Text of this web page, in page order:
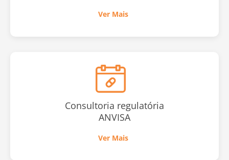
Ver Mais
Consultoria regulatória
ANVISA
Ver Mais